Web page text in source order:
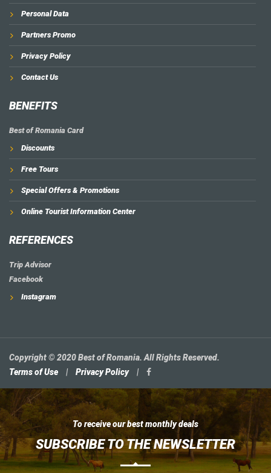
Personal Data
Partners Promo
Privacy Policy
Contact Us
BENEFITS
Best of Romania Card
Discounts
Free Tours
Special Offers & Promotions
Online Tourist Information Center
REFERENCES
Trip Advisor
Facebook
Instagram
Copyright © 2020 Best of Romania. All Rights Reserved.
Terms of Use
| Privacy Policy |
To receive our best monthly deals
SUBSCRIBE TO THE NEWSLETTER